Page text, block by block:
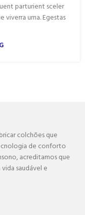
parturient sceler
viverra urna. Egestas
colchões que
de conforto
acreditamos que
saudável e